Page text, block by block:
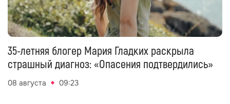
35-летняя блогер Мария Гладких раскрыла
страшный диагноз: «Опасения подтвердились»
08 августа 09:23